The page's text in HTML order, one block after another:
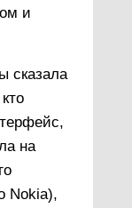
и
сказала
на
Nokia),